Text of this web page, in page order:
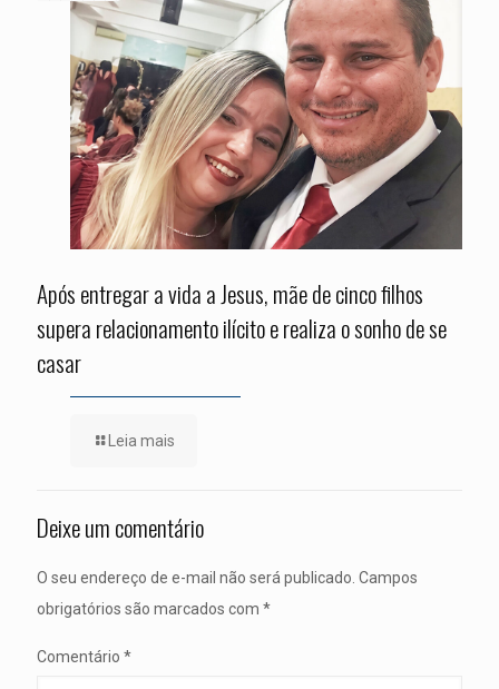
Após entregar a vida a Jesus, mãe de cinco filhos
supera relacionamento ilícito e realiza o sonho de se
casar
Leia mais
Deixe um comentário
O seu endereço de e-mail não será publicado. Campos
obrigatórios são marcados com *
Comentário *